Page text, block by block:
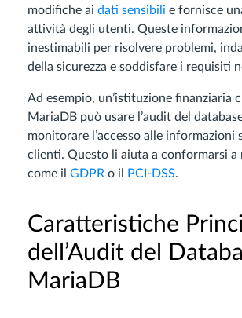
modifiche ai dati sensibili e fornisce
attività degli utenti. Queste
inestimabili per risolvere problemi,
della sicurezza e soddisfare i requisiti
Ad esempio, un’istituzione finanziaria
MariaDB può usare l’audit del
monitorare l’accesso alle informazioni
clienti. Questo li aiuta a conformarsi a
come il GDPR o il PCI-DSS.
Caratteristiche
dell’Audit del
MariaDB